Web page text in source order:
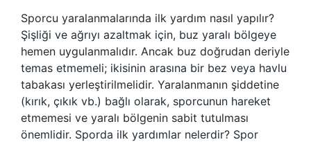
Sporcu yaralanmalarında ilk yardım nasıl yapılır?
Şişliği ve ağrıyı azaltmak için, buz yaralı bölgeye
hemen uygulanmalıdır. Ancak buz doğrudan deriyle
temas etmemeli; ikisinin arasına bir bez veya havlu
tabakası yerleştirilmelidir. Yaralanmanın şiddetine
(kırık, çıkık vb.) bağlı olarak, sporcunun hareket
etmemesi ve yaralı bölgenin sabit tutulması
önemlidir. Sporda ilk yardımlar nelerdir? Spor